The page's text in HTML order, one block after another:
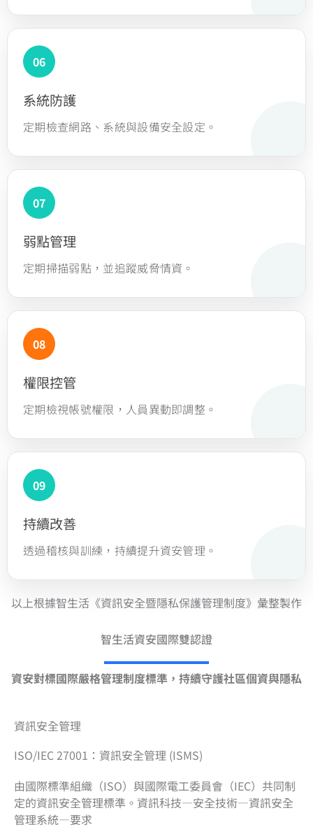
系統防護
定期檢查網路、系統與設備安全設定。
弱點管理
定期掃描弱點，並追蹤威脅情資。
權限控管
定期檢視帳號權限，人員異動即調整。
持續改善
透過稽核與訓練，持續提升資安管理。
以上根據智生活《資訊安全暨隱私保護管理制度》彙整製作
智生活資安國際雙認證​
資安對標國際嚴格管理制度標準，持續守護社區個資與隱私
資訊安全管理​
ISO/IEC 27001：資訊安全管理​ (ISMS)
由國際標準組織（ISO）與國際電工委員會（IEC）共同制
定的資訊安全管理標準。資訊科技—安全技術—資訊安全
管理系統—要求